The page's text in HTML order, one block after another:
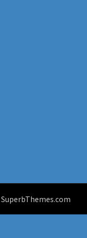
SuperbThemes.com